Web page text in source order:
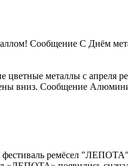
Сообщение С Днём
металлы с апреля
вниз. Сообщение
ремёсел